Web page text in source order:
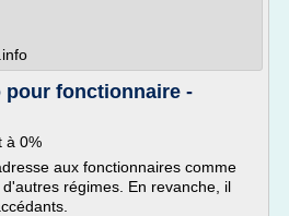
pour fonctionnaire -
à 0%
aux fonctionnaires comme
régimes. En revanche, il